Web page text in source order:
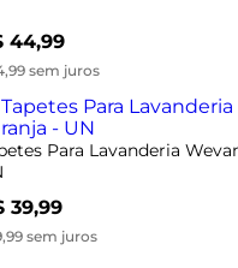
44,99
sem juros
Para Lavanderia
39,99
sem juros